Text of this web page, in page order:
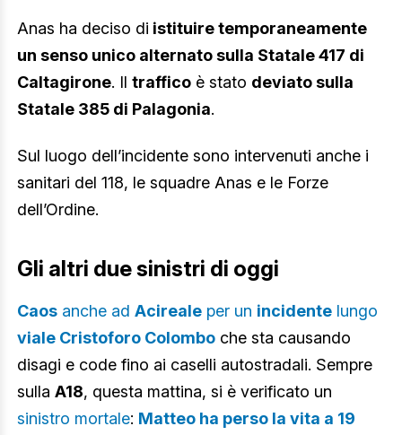
Anas ha deciso di istituire temporaneamente
un senso unico alternato sulla Statale 417 di
Caltagirone. Il traffico è stato deviato sulla
Statale 385 di Palagonia.
Sul luogo dell’incidente sono intervenuti anche i
sanitari del 118, le squadre Anas e le Forze
dell’Ordine.
Gli altri due sinistri di oggi
Caos anche ad Acireale per un incidente lungo
viale Cristoforo Colombo che sta causando
disagi e code fino ai caselli autostradali. Sempre
sulla A18, questa mattina, si è verificato un
sinistro mortale: Matteo ha perso la vita a 19